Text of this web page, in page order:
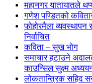
महानगर यातायातले
गणेश पण्डितको
फोहोरमैला व्यवस्थापन
निर्वाचित
कविता – सुख भोग
समाचार हटाउने
काउन्सिल सुक्ष्म
लोकतान्त्रिक सहिद